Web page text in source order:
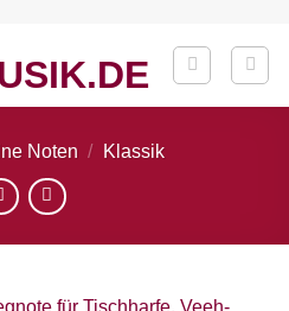
Noten / Klassik